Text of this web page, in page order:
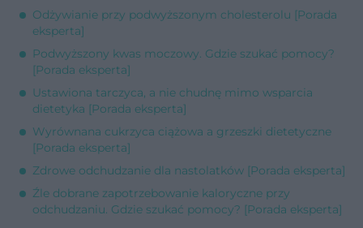
Odżywianie przy podwyższonym cholesterolu [Porada
eksperta]
Podwyższony kwas moczowy. Gdzie szukać pomocy?
[Porada eksperta]
Ustawiona tarczyca, a nie chudnę mimo wsparcia
dietetyka [Porada eksperta]
Wyrównana cukrzyca ciążowa a grzeszki dietetyczne
[Porada eksperta]
Zdrowe odchudzanie dla nastolatków [Porada eksperta]
Źle dobrane zapotrzebowanie kaloryczne przy
odchudzaniu. Gdzie szukać pomocy? [Porada eksperta]